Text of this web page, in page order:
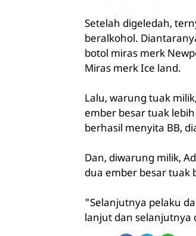
Setelah digeledah,
beralkohol.
botol miras merk
Miras merk Ice land.
Lalu, warung tuak
ember besar tuak
berhasil menyita BB,
Dan, diwarung milik,
dua ember besar tuak
"Selanjutnya pelaku
lanjut dan selanjutnya